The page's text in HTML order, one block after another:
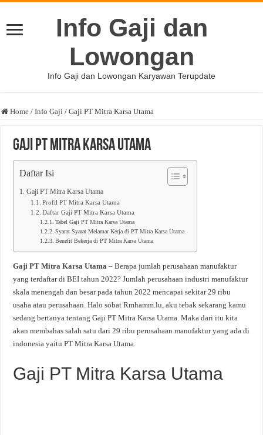
Info Gaji dan
Lowongan
Info Gaji dan Lowongan Karyawan Terupdate
Home / Info Gaji / Gaji PT Mitra Karsa Utama
Gaji PT Mitra Karsa Utama
Daftar Isi
Gaji PT Mitra Karsa Utama
Profil PT Mitra Karsa Utama
Daftar Gaji PT Mitra Karsa Utama
Tabel Gaji PT Mitra Karsa Utama
Syarat Syarat Melamar Kerja di PT Mitra Karsa Utama
Benefit Bekerja di PT Mitra Karsa Utama
Gaji PT Mitra Karsa Utama – Berapa jumlah perusahaan manufaktur
yang terdaftar di BEI tahun 2022? Jumlah perusahaan industri manufaktur
skala menengah dan besar pada tahun 2022 mencapai sekitar 29 ribu
usaha atau perusahaan. Halo sobat Rmhamm.lu, aku tebak sekarang kamu
sedang bertanya tentang Gaji PT Mitra Karsa Utama. Maka dari itu kita
akan membahas salah satu dari 29 ribu perusahaan manufaktur yang ada di
indonesia yaitu PT Mitra Karsa Utama.
Gaji PT Mitra Karsa Utama